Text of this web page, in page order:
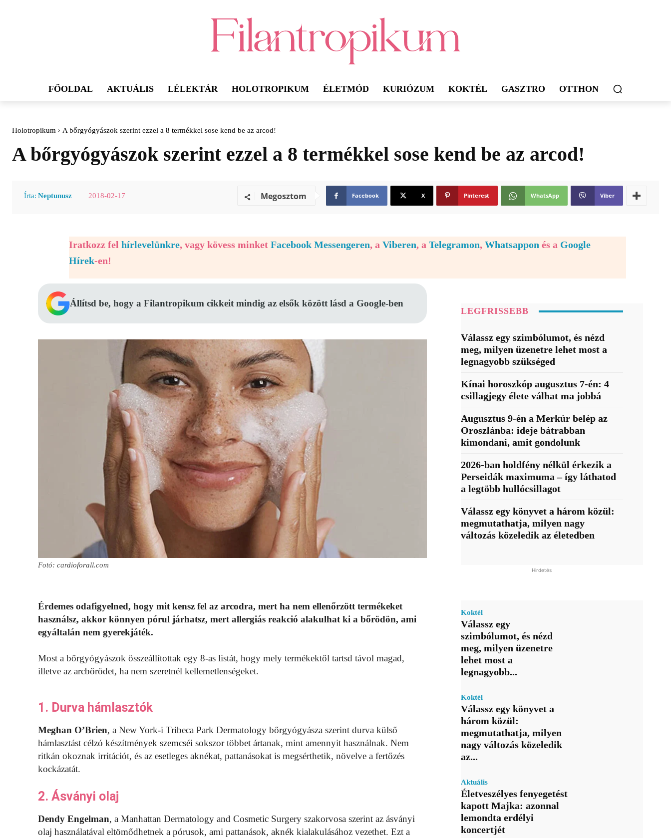
FŐOLDAL AKTUÁLIS LÉLEKTÁR HOLOTROPIKUM ÉLETMÓD KURIÓZUM KOKTÉL GASZTRO OTTHON
Holotropikum A bőrgyógyászok szerint ezzel a 8 termékkel sose kend be az arcod!
A bőrgyógyászok szerint ezzel a 8 termékkel sose kend be az arcod!
Írta: Neptunusz 2018-02-17 Megosztom Facebook X Pinterest WhatsApp Viber
Iratkozz fel hírlevelünkre, vagy kövess minket Facebook Messengeren, a Viberen, a Telegramon, Whatsappon és a Google
Hírek-en!
Állítsd be, hogy a Filantropikum cikkeit mindig az elsők között lásd a Google-ben
Fotó: cardioforall.com
Érdemes odafigyelned, hogy mit kensz fel az arcodra, mert ha nem ellenőrzött termékeket
használsz, akkor könnyen pórul járhatsz, mert allergiás reakció alakulhat ki a bőrödön, ami
egyáltalán nem gyerekjáték.
Most a bőrgyógyászok összeállítottak egy 8-as listát, hogy mely termékektől tartsd távol magad,
illetve az arcbőrödet, ha nem szeretnél kellemetlenségeket.
1. Durva hámlasztók
Meghan O’Brien, a New York-i Tribeca Park Dermatology bőrgyógyásza szerint durva külső
hámlasztást célzó készítmények szemcséi sokszor többet ártanak, mint amennyit használnak. Nem
ritkán okoznak irritációt, és az esetleges aknékat, pattanásokat is megsérthetik, növelve a fertőzés
kockázatát.
2. Ásványi olaj
Dendy Engelman, a Manhattan Dermatology and Cosmetic Surgery szakorvosa szerint az ásványi
olaj használatával eltömődhetnek a pórusok, ami pattanások, aknék kialakulásához vezethet. Ezt a
LEGFRISSEBB
Válassz egy szimbólumot, és nézd
meg, milyen üzenetre lehet most a
legnagyobb szükséged
Kínai horoszkóp augusztus 7-én: 4
csillagjegy élete válhat ma jobbá
Augusztus 9-én a Merkúr belép az
Oroszlánba: ideje bátrabban
kimondani, amit gondolunk
2026-ban holdfény nélkül érkezik a
Perseidák maximuma – így láthatod
a legtöbb hullócsillagot
Válassz egy könyvet a három közül:
megmutathatja, milyen nagy
változás közeledik az életedben
Hirdetés
Koktél
Válassz egy
szimbólumot, és nézd
meg, milyen üzenetre
lehet most a
legnagyobb...
Koktél
Válassz egy könyvet a
három közül:
megmutathatja, milyen
nagy változás közeledik
az...
Aktuális
Életveszélyes fenyegetést
kapott Majka: azonnal
lemondta erdélyi
koncertjét